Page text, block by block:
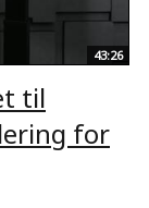
43:26
til
for